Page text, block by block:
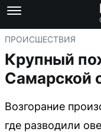
ПРОИСШЕСТВИЯ
Крупный
Самарской
Возгорание
где разводили